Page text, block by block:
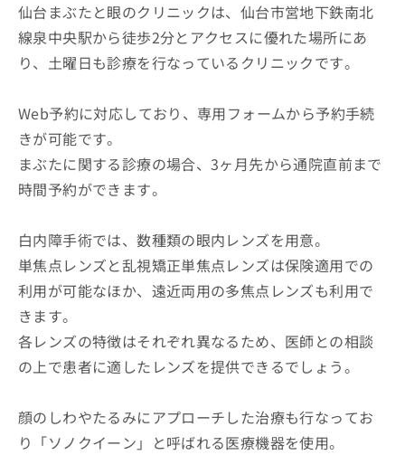
仙台まぶたと眼のクリニックは、仙台市営地下鉄南北
線泉中央駅から徒歩2分とアクセスに優れた場所にあ
り、土曜日も診療を行なっているクリニックです。
Web予約に対応しており、専用フォームから予約手続
きが可能です。
まぶたに関する診療の場合、3ヶ月先から通院直前まで
時間予約ができます。
白内障手術では、数種類の眼内レンズを用意。
単焦点レンズと乱視矯正単焦点レンズは保険適用での
利用が可能なほか、遠近両用の多焦点レンズも利用で
きます。
各レンズの特徴はそれぞれ異なるため、医師との相談
の上で患者に適したレンズを提供できるでしょう。
顔のしわやたるみにアプローチした治療も行なってお
り「ソノクイーン」と呼ばれる医療機器を使用。